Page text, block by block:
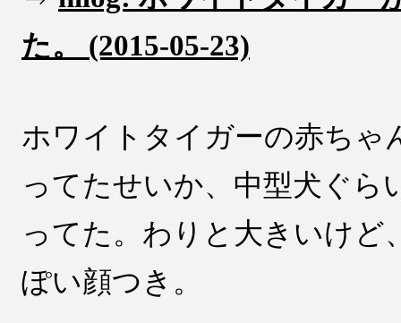
た。 (2015-05-23)
ホワイトタイガーの赤ちゃ
ってたせいか、中型犬ぐら
ってた。わりと大きいけど
ぽい顔つき。